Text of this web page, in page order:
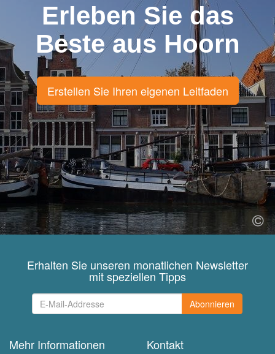
Erleben Sie das
Beste aus Hoorn
Erstellen Sie Ihren eigenen Leitfaden
Erhalten Sie unseren monatlichen Newsletter
mit speziellen Tipps
Abonnieren
Mehr Informationen Kontakt